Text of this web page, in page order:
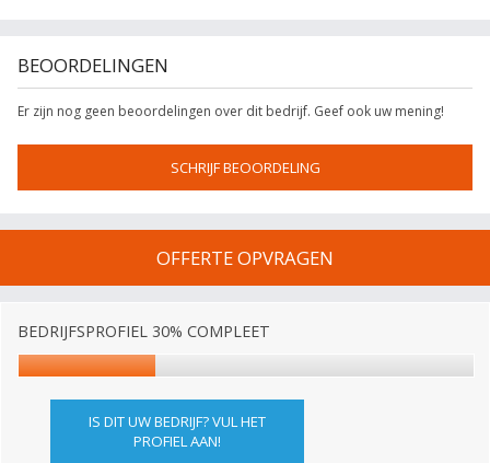
BEOORDELINGEN
Er zijn nog geen beoordelingen over dit bedrijf. Geef ook uw mening!
SCHRIJF BEOORDELING
OFFERTE OPVRAGEN
BEDRIJFSPROFIEL 30% COMPLEET
IS DIT UW BEDRIJF? VUL HET
PROFIEL AAN!